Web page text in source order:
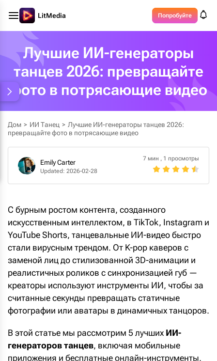
LitMedia Попробуйте
Лучшие ИИ-генераторы
танцев 2026: превращайте
фото в потрясающие видео
Дом > ИИ Танец > Лучшие ИИ-генераторы танцев 2026:
превращайте фото в потрясающие видео
Emily Carter
Updated: 2026-02-28
7 мин , 1 просмотры
С бурным ростом контента, созданного
искусственным интеллектом, в TikTok, Instagram и
YouTube Shorts, танцевальные ИИ-видео быстро
стали вирусным трендом. От K-pop каверов с
заменой лиц до стилизованной 3D-анимации и
реалистичных роликов с синхронизацией губ —
креаторы используют инструменты ИИ, чтобы за
считанные секунды превращать статичные
фотографии или аватары в динамичных танцоров.
В этой статье мы рассмотрим 5 лучших ИИ-
генераторов танцев, включая мобильные
приложения и бесплатные онлайн-инструменты.